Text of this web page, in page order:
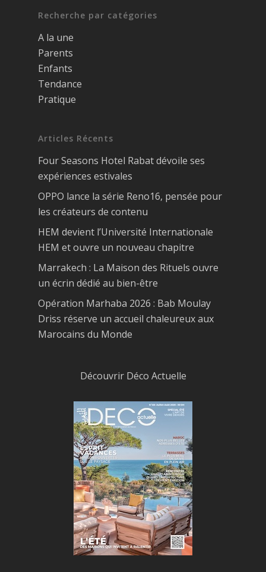
Recherche par catégories
A la une
Parents
Enfants
Tendance
Pratique
Articles Récents
Four Seasons Hotel Rabat dévoile ses
expériences estivales
OPPO lance la série Reno16, pensée pour
les créateurs de contenu
HEM devient l’Université Internationale
HEM et ouvre un nouveau chapitre
Marrakech : La Maison des Rituels ouvre
un écrin dédié au bien-être
Opération Marhaba 2026 : Bab Moulay
Driss réserve un accueil chaleureux aux
Marocains du Monde
Découvrir Déco Actuelle